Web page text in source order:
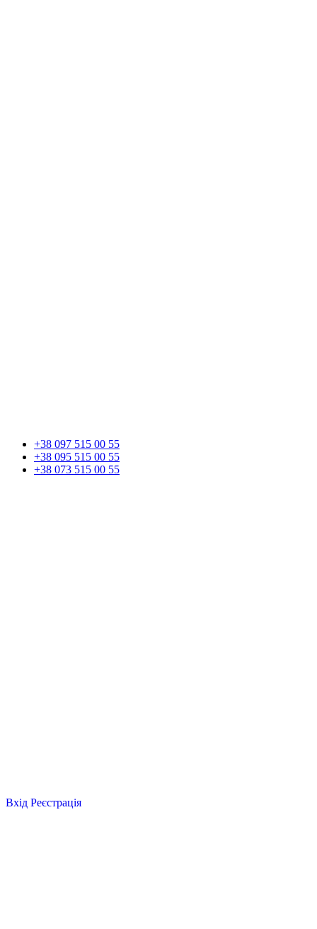
+38 097 515 00 55
+38 095 515 00 55
+38 073 515 00 55
Вхід Реєстрація